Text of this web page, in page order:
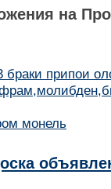
на
припои
монель